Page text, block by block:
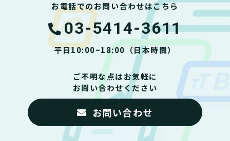
お電話でのお問い合わせはこちら
03-5414-3611
平日10:00~18:00（日本時間）
ご不明な点はお気軽に
お問い合わせください
お問い合わせ